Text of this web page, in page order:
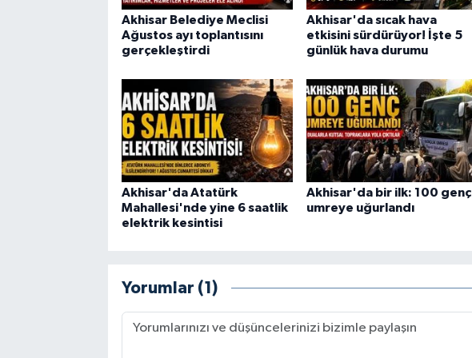
Akhisar Belediye Meclisi
Ağustos ayı toplantısını
gerçekleştirdi
Akhisar'da sıcak hava
etkisini sürdürüyor! İşte 5
günlük hava durumu
Akhisar'da Atatürk
Mahallesi'nde yine 6 saatlik
elektrik kesintisi
Akhisar'da bir ilk: 100 genç
umreye uğurlandı
Yorumlar (1)